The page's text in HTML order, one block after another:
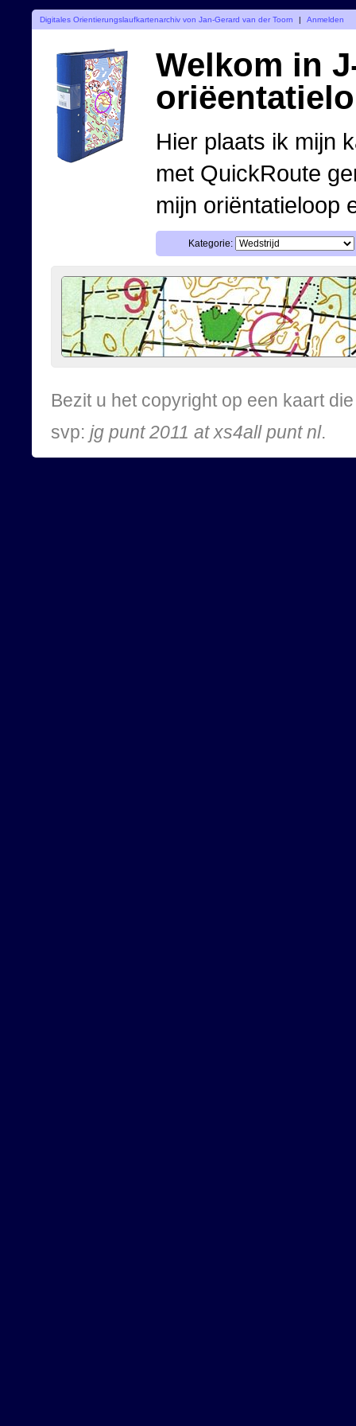
Digitales Orientierungslaufkartenarchiv von Jan-Gerard van der Toorn | Anmelden
Welkom in
Hier plaats ik mijn
met QuickRoute
mijn oriëntatieloop
Kategorie:
Bezit u het copyright op een kaart
svp: jg punt 2011 at xs4all punt nl.